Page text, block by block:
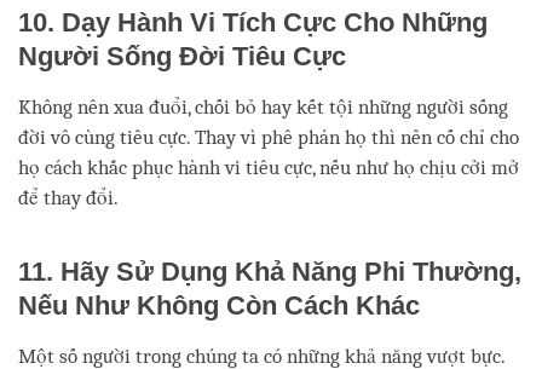
10. Dạy Hành Vi Tích Cực Cho Những
Người Sống Đời Tiêu Cực
Không nên xua đuổi, chối bỏ hay kết tội những người sống
đời vô cùng tiêu cực. Thay vì phê phán họ thì nên cố chỉ cho
họ cách khắc phục hành vi tiêu cực, nếu như họ chịu cởi mở
để thay đổi.
11. Hãy Sử Dụng Khả Năng Phi Thường,
Nếu Như Không Còn Cách Khác
Một số người trong chúng ta có những khả năng vượt bực.